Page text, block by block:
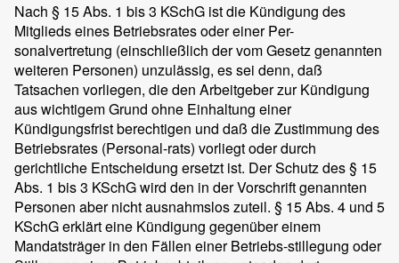
Nach § 15 Abs. 1 bis 3 KSchG ist die Kündigung des
Mitglieds eines Betriebsrates oder einer Per-
sonalvertretung (einschließlich der vom Gesetz genannten
weiteren Personen) unzulässig, es sei denn, daß
Tatsachen vorliegen, die den Arbeitgeber zur Kündigung
aus wichtigem Grund ohne Einhaltung einer
Kündigungsfrist berechtigen und daß die Zustimmung des
Betriebsrates (Personal-rats) vorliegt oder durch
gerichtliche Entscheidung ersetzt ist. Der Schutz des § 15
Abs. 1 bis 3 KSchG wird den in der Vorschrift genannten
Personen aber nicht ausnahmslos zuteil. § 15 Abs. 4 und 5
KSchG erklärt eine Kündigung gegenüber einem
Mandatsträger in den Fällen einer Betriebs-stillegung oder